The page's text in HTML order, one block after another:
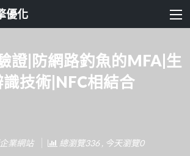
優化
證|防網路釣魚的MFA|生
識技術|NFC相結合
業網站 總瀏覽336 , 今天瀏覽0